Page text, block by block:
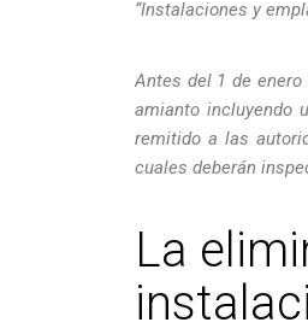
“Instalaciones y
Antes del 1 de enero
amianto incluyendo
remitido a las
cuales deberán
La